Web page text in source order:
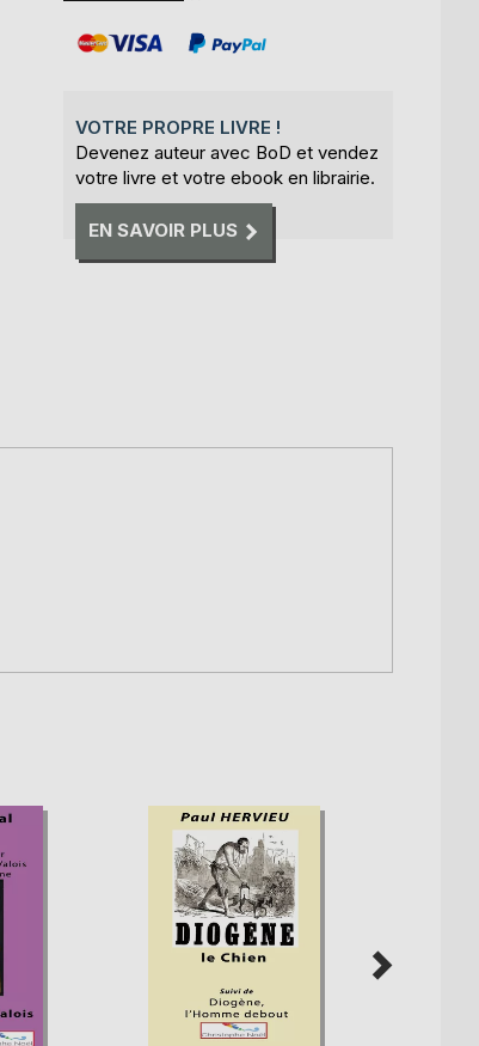
VOTRE PROPRE LIVRE !
Devenez auteur avec BoD et vendez
votre livre et votre ebook en librairie.
EN SAVOIR PLUS